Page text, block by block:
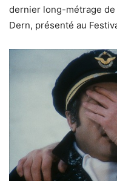
dernier long-métrage
Dern, présenté au